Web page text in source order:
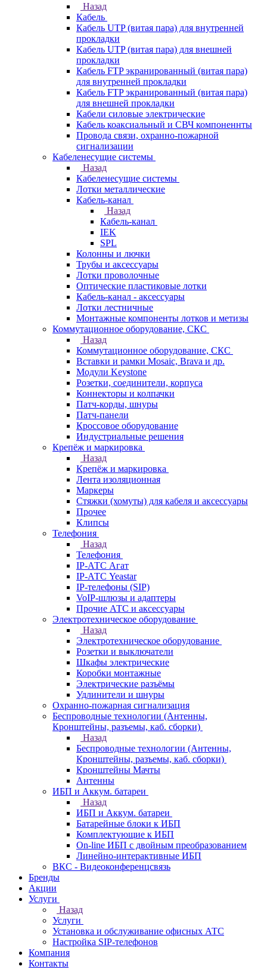
Назад
Кабель
Кабель UTP (витая пара) для внутренней
прокладки
Кабель UTP (витая пара) для внешней
прокладки
Кабель FTP экранированный (витая пара)
для внутренней прокладки
Кабель FTP экранированный (витая пара)
для внешней прокладки
Кабели силовые электрические
Кабель коаксиальный и СВЧ компоненнты
Провода связи, охранно-пожарной
сигнализации
Кабеленесущие системы
Назад
Кабеленесущие системы
Лотки металлические
Кабель-канал
Назад
Кабель-канал
IEK
SPL
Колонны и лючки
Трубы и аксессуары
Лотки проволочные
Оптические пластиковые лотки
Кабель-канал - аксессуары
Лотки лестничные
Монтажные компоненты лотков и метизы
Коммутационное оборудование, СКС
Назад
Коммутационное оборудование, СКС
Вставки и рамки Mosaic, Brava и др.
Модули Keystone
Розетки, соединители, корпуса
Коннекторы и колпачки
Патч-корды, шнуры
Патч-панели
Кроссовое оборудование
Индустриальные решения
Крепёж и маркировка
Назад
Крепёж и маркировка
Лента изоляционная
Маркеры
Стяжки (хомуты) для кабеля и аксессуары
Прочее
Клипсы
Телефония
Назад
Телефония
IP-АТС Агат
IP-АТС Yeastar
IP-телефоны (SIP)
VoIP-шлюзы и адаптеры
Прочие АТС и аксессуары
Электротехническое оборудование
Назад
Электротехническое оборудование
Розетки и выключатели
Шкафы электрические
Коробки монтажные
Электрические разъёмы
Удлинители и шнуры
Охранно-пожарная сигнализация
Беспроводные технологии (Антенны,
Кронштейны, разъемы, каб. сборки)
Назад
Беспроводные технологии (Антенны,
Кронштейны, разъемы, каб. сборки)
Кронштейны Мачты
Антенны
ИБП и Аккум. батареи
Назад
ИБП и Аккум. батареи
Батарейные блоки к ИБП
Комплектующие к ИБП
On-line ИБП с двойным преобразованием
Линейно-интерактивные ИБП
ВКС - Видеоконференцсвязь
Бренды
Акции
Услуги
Назад
Услуги
Установка и обслуживание офисных АТС
Настройка SIP-телефонов
Компания
Контакты